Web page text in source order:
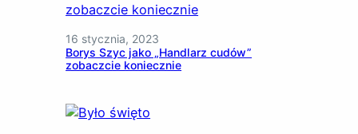
16 stycznia, 2023
Borys Szyc jako „Handlarz cudów”
zobaczcie koniecznie